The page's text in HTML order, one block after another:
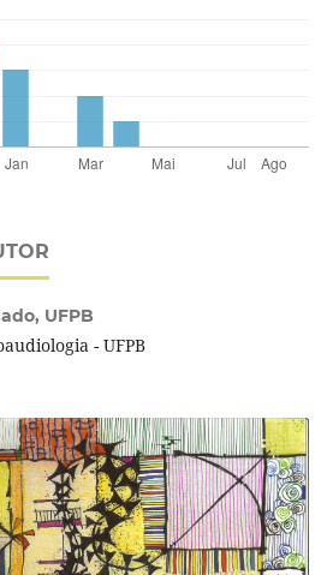
UFPB
- UFPB